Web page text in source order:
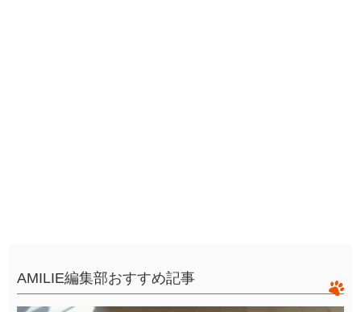
AMILIE編集部おすすめ記事